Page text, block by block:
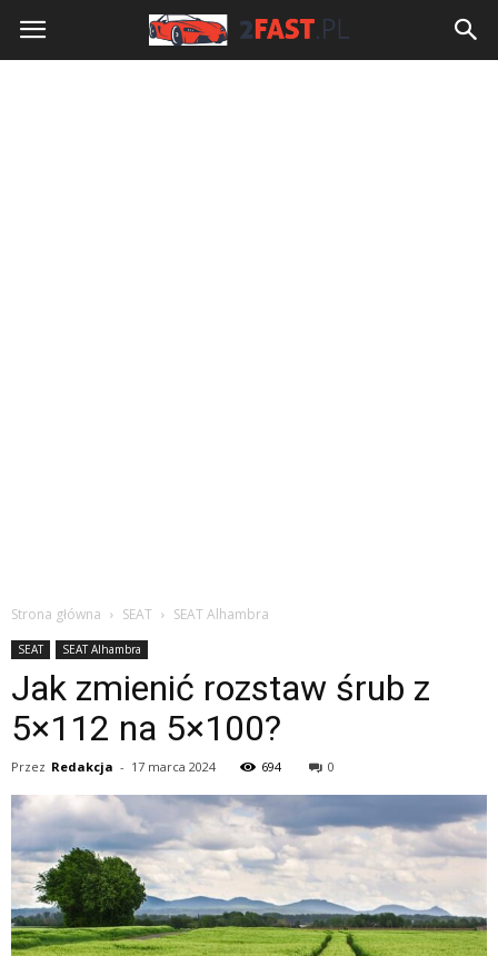
Strona główna SEAT SEAT Alhambra
SEAT SEAT Alhambra
Jak zmienić rozstaw śrub z
5×112 na 5×100?
Przez Redakcja - 17 marca 2024 694 0